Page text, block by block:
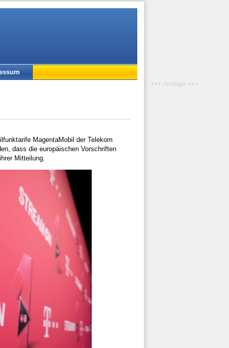
MagentaMobil der Telekom
dass die europäischen Vorschriften
Mitteilung.
+++ Anzeige +++